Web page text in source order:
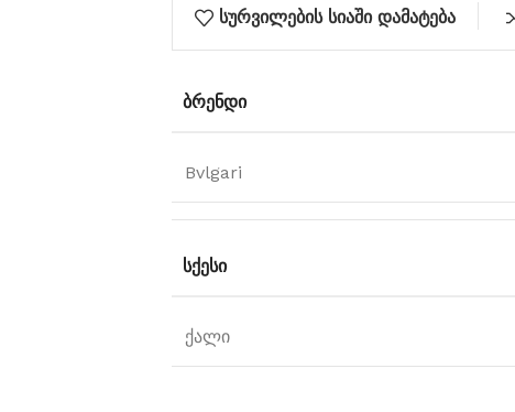
სურვილების სიაში დამატება
ᲑᲠᲔᲜᲓᲘ
Bvlgari
ᲡᲥᲔᲡᲘ
ქალი